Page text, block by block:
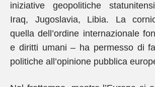
iniziative geopolitiche
Iraq, Jugoslavia, Libia. La
quella dell’ordine internazionale
e diritti umani – ha permesso di
politiche all’opinione pubblica